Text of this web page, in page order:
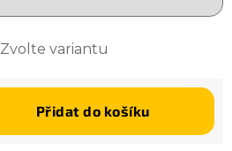
Zvolte variantu
Přidat do košíku